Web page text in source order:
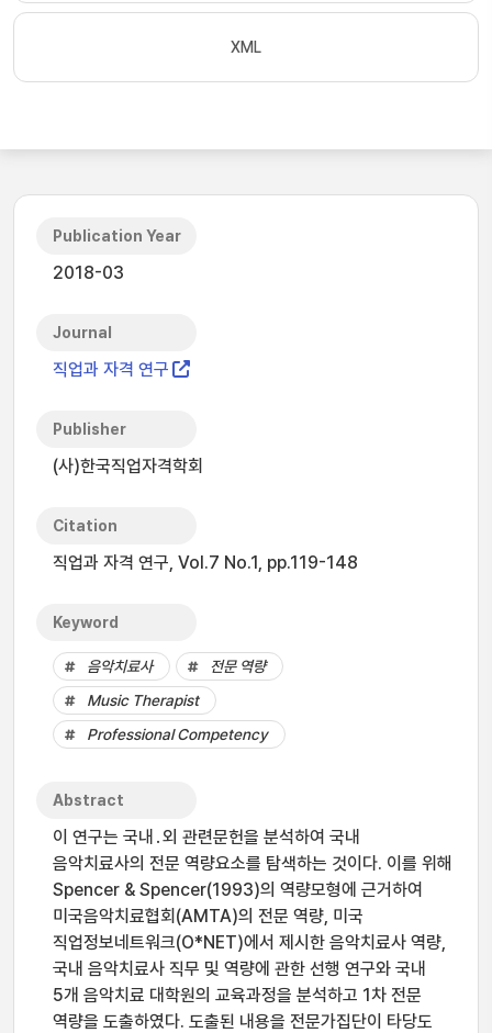
XML
Publication Year
2018-03
Journal
직업과 자격 연구
Publisher
(사)한국직업자격학회
Citation
직업과 자격 연구, Vol.7 No.1, pp.119-148
Keyword
음악치료사
전문 역량
Music Therapist
Professional Competency
Abstract
이 연구는 국내․외 관련문헌을 분석하여 국내
음악치료사의 전문 역량요소를 탐색하는 것이다. 이를 위해
Spencer & Spencer(1993)의 역량모형에 근거하여
미국음악치료협회(AMTA)의 전문 역량, 미국
직업정보네트워크(O*NET)에서 제시한 음악치료사 역량,
국내 음악치료사 직무 및 역량에 관한 선행 연구와 국내
5개 음악치료 대학원의 교육과정을 분석하고 1차 전문
역량을 도출하였다. 도출된 내용을 전문가집단이 타당도